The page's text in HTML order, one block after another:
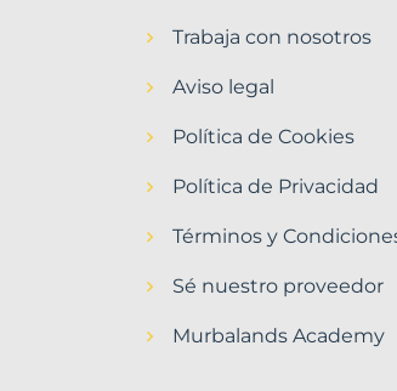
Trabaja con nosotros
Aviso legal
Política de Cookies
Política de Privacidad
Términos y
Sé nuestro proveedor
Murbalands Academy